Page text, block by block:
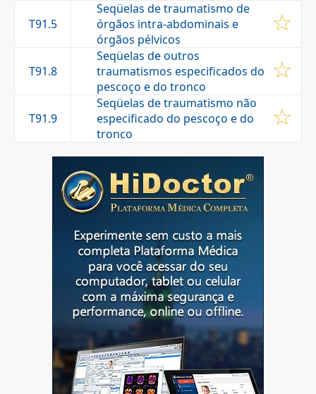
T91.5
Seqüelas de traumatismo de
órgãos intra-abdominais e
órgãos pélvicos
T91.8
Seqüelas de outros
traumatismos especificados do
pescoço e do tronco
T91.9
Seqüelas de traumatismo não
especificado do pescoço e do
tronco